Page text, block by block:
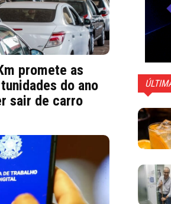
promete as
do ano
sair de carro